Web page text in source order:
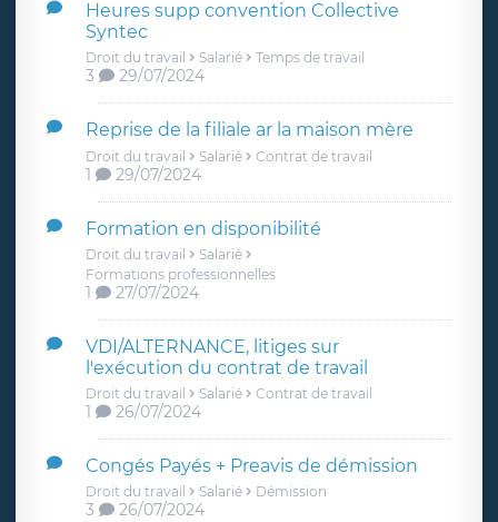
Heures supp convention Collective
Syntec
Droit du travail Salarié Temps de travail
3 29/07/2024
Reprise de la filiale ar la maison mère
Droit du travail Salarié Contrat de travail
1 29/07/2024
Formation en disponibilité
Droit du travail
Salarié
Formations professionnelles
1 27/07/2024
VDI/ALTERNANCE, litiges sur
l'exécution du contrat de travail
Droit du travail Salarié Contrat de travail
1 26/07/2024
Congés Payés + Preavis de démission
Droit du travail Salarié Démission
3 26/07/2024